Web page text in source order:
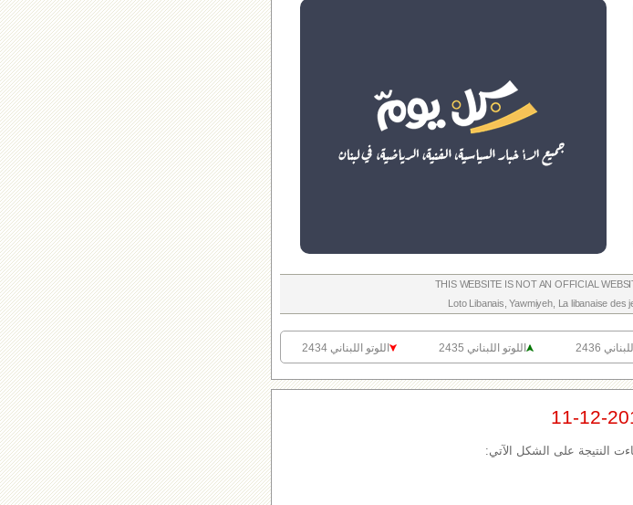
THIS WEBSITE IS NOT AN OFFICIAL
Loto Libanais ,Yawmiyeh, La libanaise des
2436 اللوتو اللبناني 2435 اللوتو اللبناني 2434